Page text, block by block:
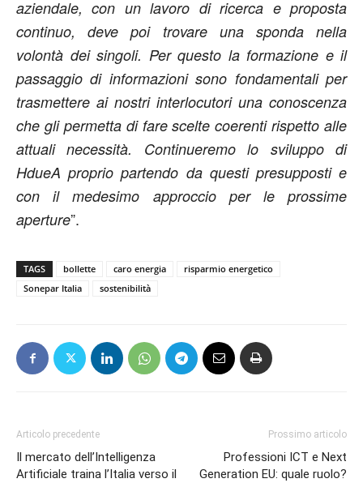
aziendale, con un lavoro di ricerca e proposta
continuo, deve poi trovare una sponda nella
volontà dei singoli. Per questo la formazione e il
passaggio di informazioni sono fondamentali per
trasmettere ai nostri interlocutori una conoscenza
che gli permetta di fare scelte coerenti rispetto alle
attuali necessità. Continueremo lo sviluppo di
HdueA proprio partendo da questi presupposti e
con il medesimo approccio per le prossime
aperture”.
TAGS bollette caro energia
risparmio energetico
Sonepar Italia
sostenibilità
Articolo precedente
Il mercato dell’Intelligenza
Artificiale traina l’Italia verso il
Prossimo articolo
Professioni ICT e Next
Generation EU: quale ruolo?